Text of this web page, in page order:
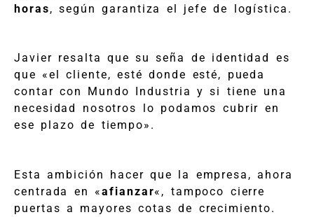
horas, según garantiza el jefe de logística.
Javier resalta que su seña de identidad es
que «el cliente, esté donde esté, pueda
contar con Mundo Industria y si tiene una
necesidad nosotros lo podamos cubrir en
ese plazo de tiempo».
Esta ambición hacer que la empresa, ahora
centrada en «afianzar«, tampoco cierre
puertas a mayores cotas de crecimiento.